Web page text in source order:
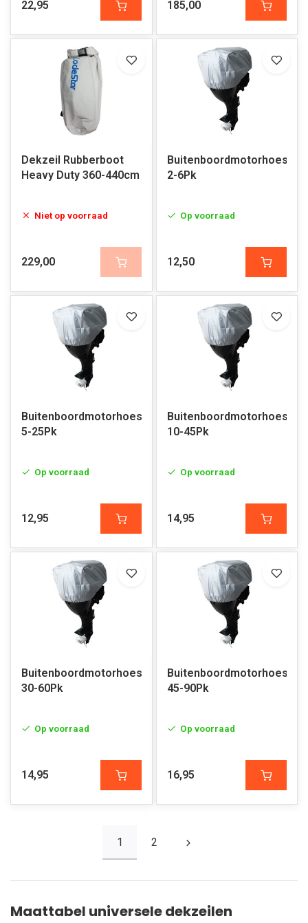
22,95 185,00
Dekzeil Rubberboot
Heavy Duty 360-440cm
Niet op voorraad
229,00
Buitenboordmotorhoes
2-6Pk
Op voorraad
12,50
Buitenboordmotorhoes
5-25Pk
Op voorraad
12,95
Buitenboordmotorhoes
10-45Pk
Op voorraad
14,95
Buitenboordmotorhoes
30-60Pk
Op voorraad
14,95
Buitenboordmotorhoes
45-90Pk
Op voorraad
16,95
1 2
Maattabel universele dekzeilen